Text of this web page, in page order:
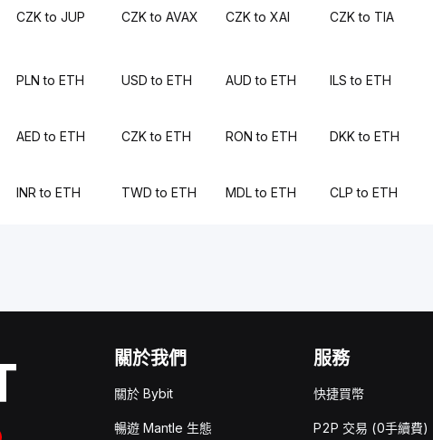
CZK to JUP CZK to AVAX CZK to XAI CZK to TIA
PLN to ETH USD to ETH AUD to ETH ILS to ETH
AED to ETH CZK to ETH RON to ETH DKK to ETH
INR to ETH TWD to ETH MDL to ETH CLP to ETH
關於我們
關於 Bybit
暢遊 Mantle 生態
服務
快捷買幣
P2P 交易 (0手續費)